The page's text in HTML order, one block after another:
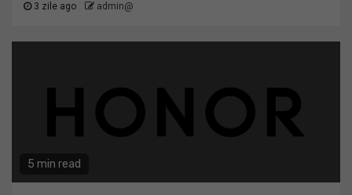
3 zile ago admin@
5 min read